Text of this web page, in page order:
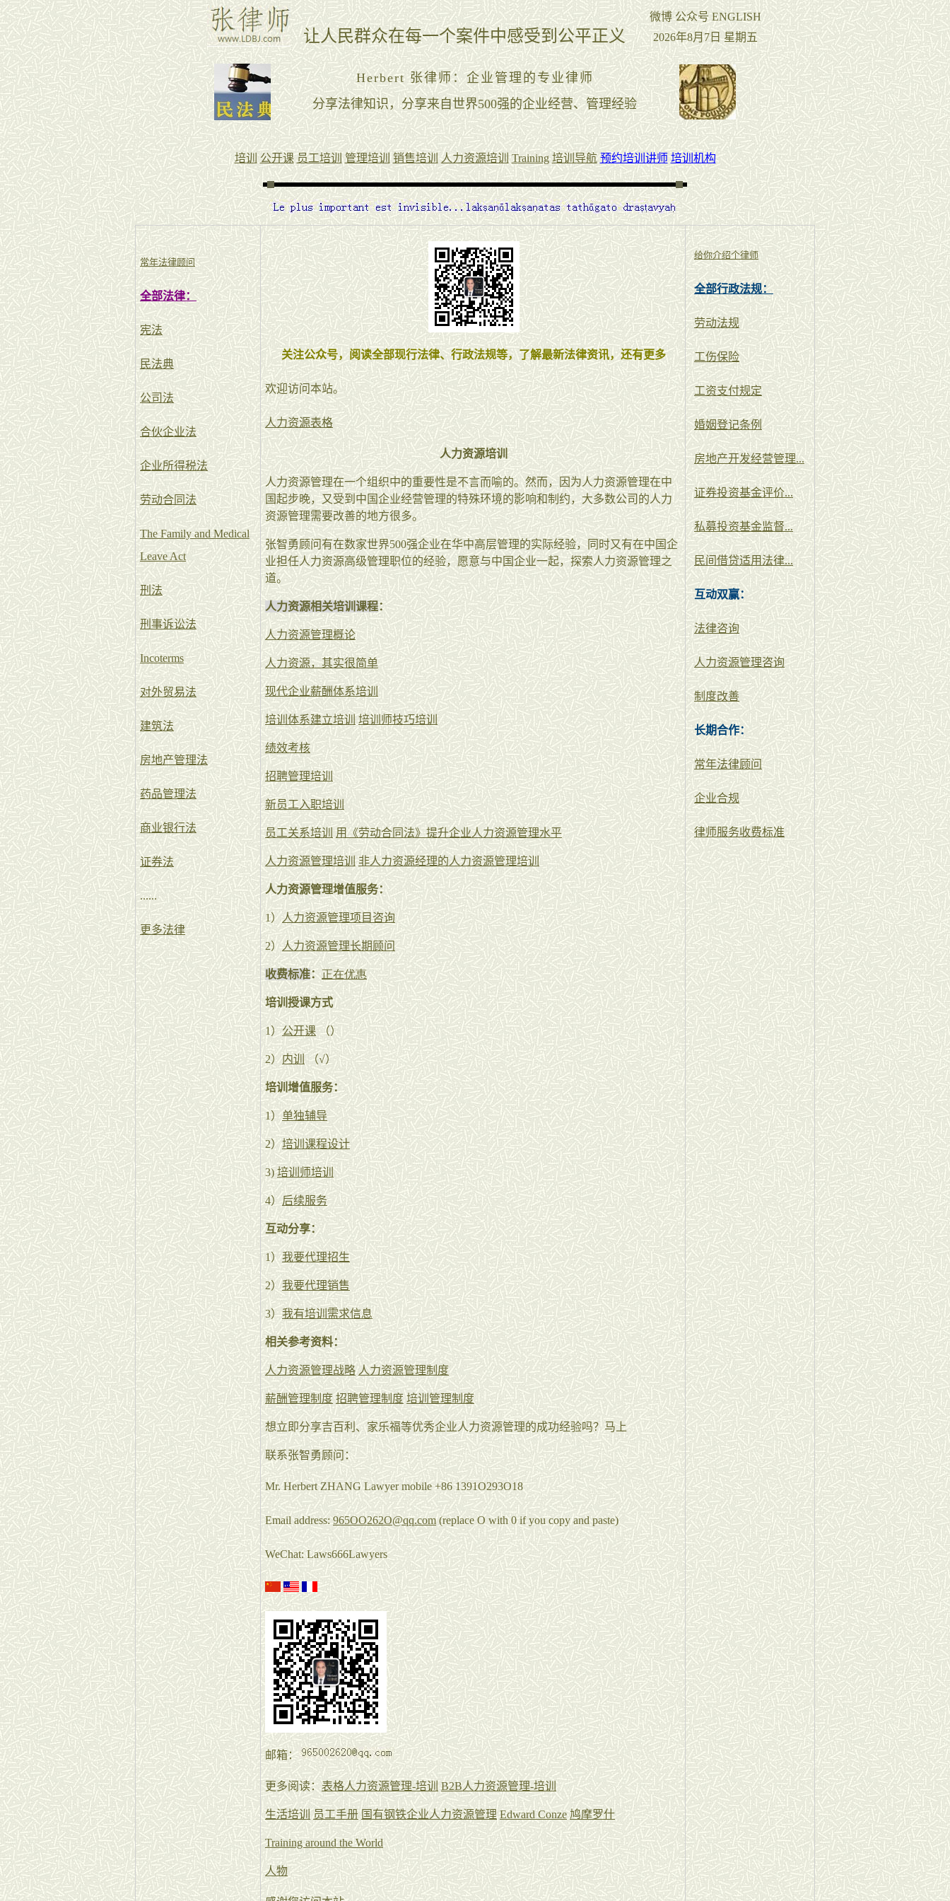
培训 公开课 员工培训 管理培训 销售培训 人力资源培训 Training 培训导航 预约培训讲师 培训机构
常年法律顾问
全部法律：
宪法
民法典
公司法
合伙企业法
企业所得税法
劳动合同法
The Family and Medical
Leave Act
刑法
刑事诉讼法
Incoterms
对外贸易法
建筑法
房地产管理法
药品管理法
商业银行法
证券法
......
更多法律
关注公众号，阅读全部现行法律、行政法规等，了解最新法律资讯，还有更多
欢迎访问本站。
人力资源表格
人力资源培训
人力资源管理在一个组织中的重要性是不言而喻的。然而，因为人力资源管理在中
国起步晚，又受到中国企业经营管理的特殊环境的影响和制约，大多数公司的人力
资源管理需要改善的地方很多。
张智勇顾问有在数家世界500强企业在华中高层管理的实际经验，同时又有在中国企
业担任人力资源高级管理职位的经验，愿意与中国企业一起，探索人力资源管理之
道。
人力资源相关培训课程：
人力资源管理概论
人力资源，其实很简单
现代企业薪酬体系培训
培训体系建立培训 培训师技巧培训
绩效考核
招聘管理培训
新员工入职培训
员工关系培训 用《劳动合同法》提升企业人力资源管理水平
人力资源管理培训 非人力资源经理的人力资源管理培训
人力资源管理增值服务：
1）人力资源管理项目咨询
2）人力资源管理长期顾问
收费标准：正在优惠
培训授课方式
1）公开课（）
2）内训 （√）
培训增值服务：
1）单独辅导
2）培训课程设计
3)培训师培训
4）后续服务
互动分享：
1）我要代理招生
2）我要代理销售
3）我有培训需求信息
相关参考资料：
人力资源管理战略 人力资源管理制度
薪酬管理制度 招聘管理制度 培训管理制度
想立即分享吉百利、家乐福等优秀企业人力资源管理的成功经验吗？马上
联系张智勇顾问：
Mr. Herbert ZHANG Lawyer mobile +86 1391O293O18
Email address:965OO262O@qq.com(replace O with 0 if you copy and paste)
WeChat: Laws666Lawyers
邮箱：
更多阅读：表格人力资源管理-培训 B2B人力资源管理-培训
生活培训 员工手册 国有钢铁企业人力资源管理 Edward Conze 鸠摩罗什
Training around the World
人物
给你介绍个律师
全部行政法规：
劳动法规
工伤保险
工资支付规定
婚姻登记条例
房地产开发经营管理...
证券投资基金评价...
私募投资基金监督...
民间借贷适用法律...
互动双赢：
法律咨询
人力资源管理咨询
制度改善
长期合作：
常年法律顾问
企业合规
律师服务收费标准